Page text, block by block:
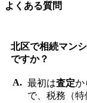
よくある質問
北区で相続マン
ですか？
最初は査定か
で、税務（